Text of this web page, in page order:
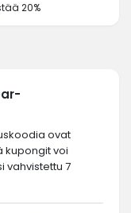
20%
ovat
kupongit voi
vahvistettu 7